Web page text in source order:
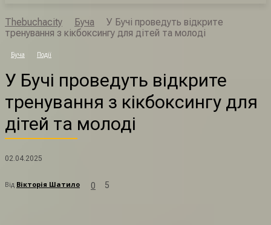
Thebuchacity Буча
У Бучі проведуть відкрите
тренування з кікбоксингу для дітей та молоді
Буча Події
У Бучі проведуть відкрите
тренування з кікбоксингу для
дітей та молоді
02.04.2025
Від Вікторія Шатило 0 5